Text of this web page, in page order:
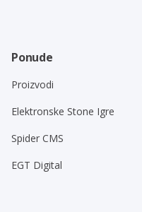
Ponude
Proizvodi
Elektronske Stone Igre
Spider CMS
EGT Digital